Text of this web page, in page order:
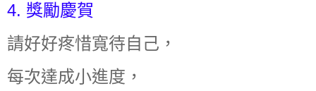
4. 獎勵慶賀
請好好疼惜寬待自己，
每次達成小進度，